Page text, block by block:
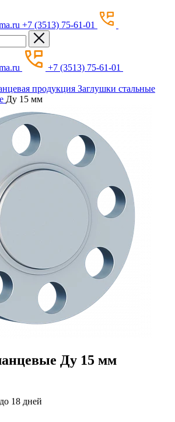
+7 (3513) 75-61-01
+7 (3513) 75-61-01
продукция Заглушки стальные
Ду 15 мм
Ду 15 мм
18 дней